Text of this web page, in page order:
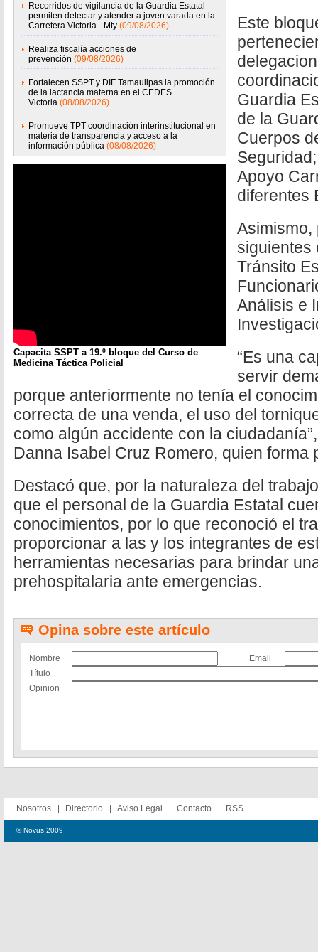
Recorridos de vigilancia de la Guardia Estatal
permiten detectar y atender a joven varada en la
Carretera Victoria - Mty (09/08/2026)
Realiza fiscalía acciones de
prevención (09/08/2026)
Fortalecen SSPT y DIF Tamaulipas la promoción
de la lactancia materna en el CEDES
Victoria (08/08/2026)
Promueve TPT coordinación interinstitucional en
materia de transparencia y acceso a la
información pública (08/08/2026)
Capacita SSPT a 19.º bloque del Curso de
Medicina Táctica Policial
Este
Guardia
de la
Cuerpos
Apoyo
diferentes
Asimismo,
siguientes
Tránsito
Análisis e
“Es una
servir
porque anteriormente no tenía el
correcta de una venda, el uso del
como algún accidente con la
Danna Isabel Cruz Romero, quien forma
Destacó que, por la naturaleza del
que el personal de la Guardia Estatal
conocimientos, por lo que reconoció el
proporcionar a las y los integrantes de
herramientas necesarias para brindar
prehospitalaria ante emergencias.
Opina sobre este artículo
Nombre
Email
Título
Opinion
Nosotros Directorio Aviso Legal Contacto RSS
© Novus 2009